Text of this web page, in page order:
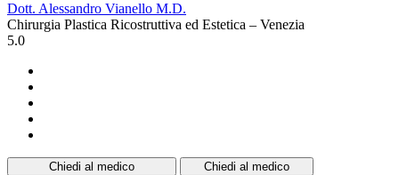
Dott. Alessandro Vianello M.D.
Chirurgia Plastica Ricostruttiva ed Estetica – Venezia
5.0
Chiedi al medico Chiedi al medico